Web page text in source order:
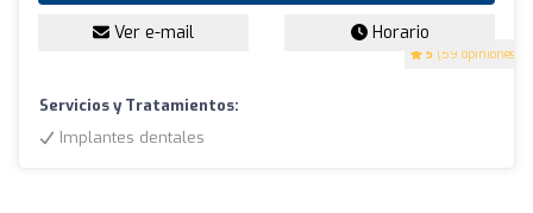
5 (59 opiniones)
Ver e-mail Horario
Servicios y Tratamientos:
Implantes dentales